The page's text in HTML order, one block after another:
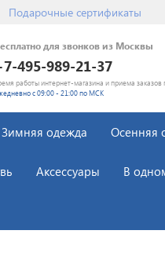
Подарочные сертификаты
для звонков из Москвы
495-989-21-37
работы интернет-магазина и приема заказов
с 09:00 - 21:00 по МСК
Зимняя одежда Осенняя
Аксессуары В